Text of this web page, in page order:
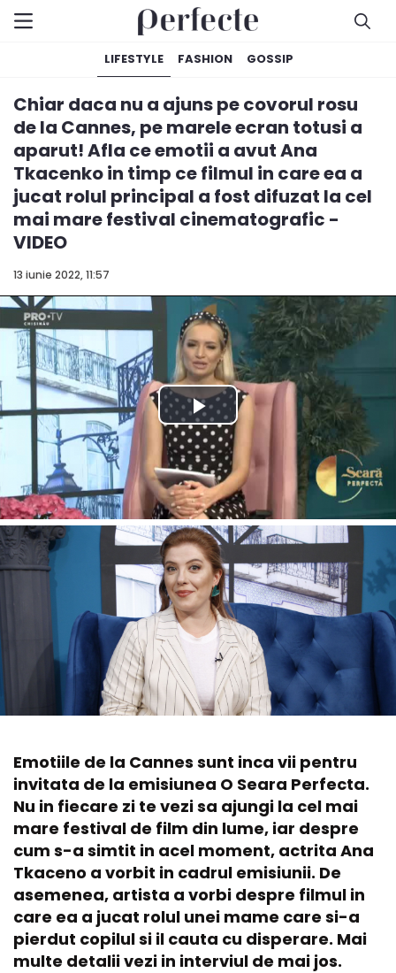
LIFESTYLE FASHION GOSSIP
13 iunie 2022, 11:57
Chiar daca nu a ajuns pe covorul rosu
de la Cannes, pe marele ecran totusi a
aparut! Afla ce emotii a avut Ana
Tkacenko in timp ce filmul in care ea a
jucat rolul principal a fost difuzat la cel
mai mare festival cinematografic -
VIDEO
Emotiile de la Cannes sunt inca vii pentru
invitata de la emisiunea O Seara Perfecta.
Nu in fiecare zi te vezi sa ajungi la cel mai
mare festival de film din lume, iar despre
cum s-a simtit in acel moment, actrita Ana
Tkaceno a vorbit in cadrul emisiunii. De
asemenea, artista a vorbi despre filmul in
care ea a jucat rolul unei mame care si-a
pierdut copilul si il cauta cu disperare. Mai
multe detalii vezi in interviul de mai jos.